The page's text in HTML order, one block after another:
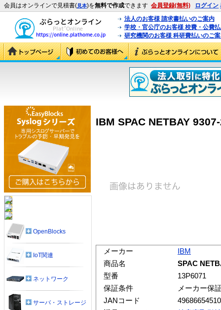
会員はオンラインで見積書(見本)を無料で作成できます 会員登録(無料) ログイン
法人のお客様 請求書払いのご案内
学校・官公庁のお客様 校費・公費
研究機関のお客様 科研費払いのご
IBM SPAC NETBAY
メーカー
IBM
商品名
SPAC
型番
13P6071
保証条件
メーカー保
JANコード
OpenBlocks
IoT関連
ネットワーク
サーバ・ストレージ